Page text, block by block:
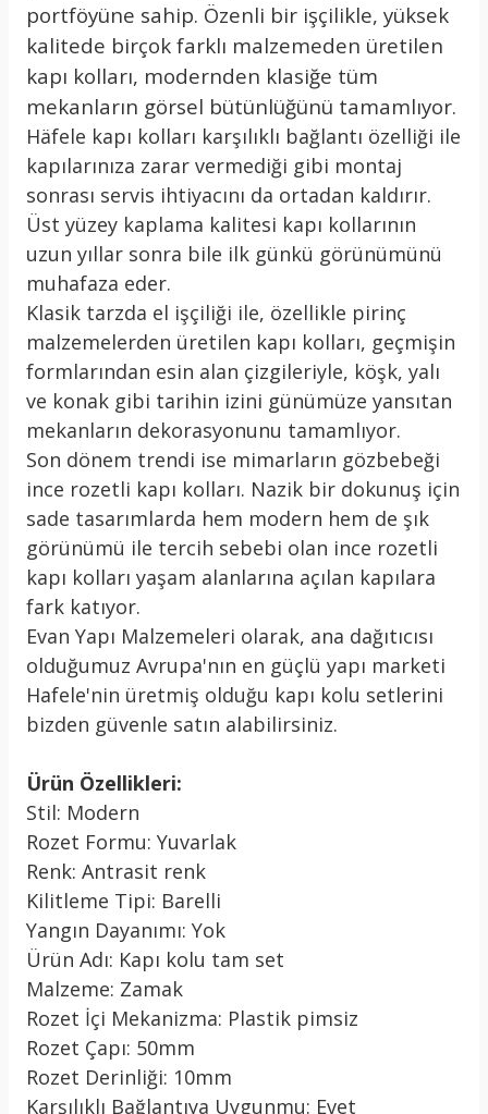
portföyüne sahip. Özenli bir işçilikle, yüksek
kalitede birçok farklı malzemeden üretilen
kapı kolları, modernden klasiğe tüm
mekanların görsel bütünlüğünü tamamlıyor.
Häfele kapı kolları karşılıklı bağlantı özelliği ile
kapılarınıza zarar vermediği gibi montaj
sonrası servis ihtiyacını da ortadan kaldırır.
Üst yüzey kaplama kalitesi kapı kollarının
uzun yıllar sonra bile ilk günkü görünümünü
muhafaza eder.
Klasik tarzda el işçiliği ile, özellikle pirinç
malzemelerden üretilen kapı kolları, geçmişin
formlarından esin alan çizgileriyle, köşk, yalı
ve konak gibi tarihin izini günümüze yansıtan
mekanların dekorasyonunu tamamlıyor.
Son dönem trendi ise mimarların gözbebeği
ince rozetli kapı kolları. Nazik bir dokunuş için
sade tasarımlarda hem modern hem de şık
görünümü ile tercih sebebi olan ince rozetli
kapı kolları yaşam alanlarına açılan kapılara
fark katıyor.
Evan Yapı Malzemeleri olarak, ana dağıtıcısı
olduğumuz Avrupa'nın en güçlü yapı marketi
Hafele'nin üretmiş olduğu kapı kolu setlerini
bizden güvenle satın alabilirsiniz.
Ürün Özellikleri:
Stil: Modern
Rozet Formu: Yuvarlak
Renk: Antrasit renk
Kilitleme Tipi: Barelli
Yangın Dayanımı: Yok
Ürün Adı: Kapı kolu tam set
Malzeme: Zamak
Rozet İçi Mekanizma: Plastik pimsiz
Rozet Çapı: 50mm
Rozet Derinliği: 10mm
Karşılıklı Bağlantıya Uygunmu: Evet